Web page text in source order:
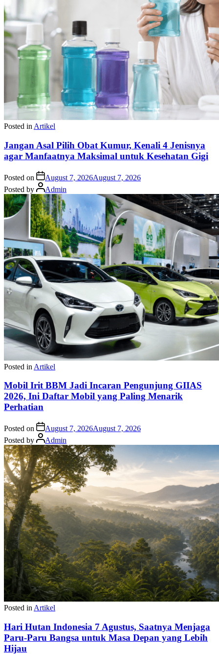
Posted in Artikel
Jangan Asal Pilih Obat Kumur, Kenali 4 Jenisnya
agar Manfaatnya Maksimal untuk Kesehatan Gigi
Posted on August 7, 2026August 7, 2026
Posted by
Admin
Posted in Artikel
Mobil Irit BBM Jadi Incaran Pengunjung GIIAS
2026, Ini Daftar Mobil yang Paling Menarik
Perhatian
Posted on August 7, 2026August 7, 2026
Posted by
Admin
Posted in Artikel
Hari Hutan Indonesia 7 Agustus, Saatnya Menjaga
Paru-Paru Bangsa untuk Masa Depan yang Lebih
Hijau